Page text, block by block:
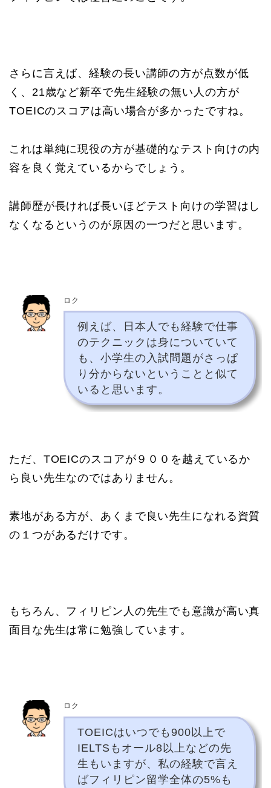
さらに言えば、経験の長い講師の方が点数が低
く、21歳など新卒で先生経験の無い人の方が
TOEICのスコアは高い場合が多かったですね。
これは単純に現役の方が基礎的なテスト向けの内
容を良く覚えているからでしょう。
講師歴が長ければ長いほどテスト向けの学習はし
なくなるというのが原因の一つだと思います。
ロク
例えば、日本人でも経験で仕事
のテクニックは身についていて
も、小学生の入試問題がさっぱ
り分からないということと似て
いると思います。
ただ、TOEICのスコアが９００を越えているか
ら良い先生なのではありません。
素地がある方が、あくまで良い先生になれる資質
の１つがあるだけです。
もちろん、フィリピン人の先生でも意識が高い真
面目な先生は常に勉強しています。
ロク
TOEICはいつでも900以上で
IELTSもオール8以上などの先
生もいますが、私の経験で言え
ばフィリピン留学全体の5%も